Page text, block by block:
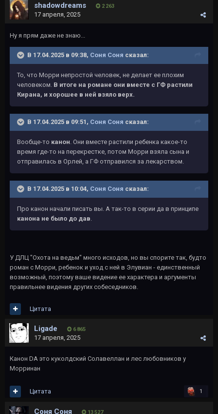
shadowdreams 2 263
17 апреля, 2025
Ну я прям даже не знаю...
В 17.04.2025 в 09:38, Соня Соня сказал:
То, что Морри непростой человек, не делает ее плохим
человеком. В итоге на романе они вместе с ГФ растили
Кирана, и хорошее в ней взяло верх.
В 17.04.2025 в 09:51, Соня Соня сказал:
Вообще-то канон. Они вместе растили ребенка какое-то
время где-то на перекрестке, потом Морри взяла сына и
отправилась в Орлей, а ГФ отправился за лекарством.
В 17.04.2025 в 10:04, Соня Соня сказал:
Про канон начали писать вы. А так-то в серии да в принципе
канона не было до дав.
У ДЛЦ "Охота на ведьм" много исходов, но вы спорите так, будто
роман с Морри, ребенок и уход с ней в Элувиан - единственный
возможный, поэтому ваше видение ее характера и аргументы
правильнее видения других собеседников.
Цитата
Ligade 6 865
17 апреля, 2025
Канон DA это куколдский Солавеллан и лес любовников у
Морринан
1
Цитата
Соня Соня 13 527